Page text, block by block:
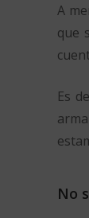
A
que
Es
No